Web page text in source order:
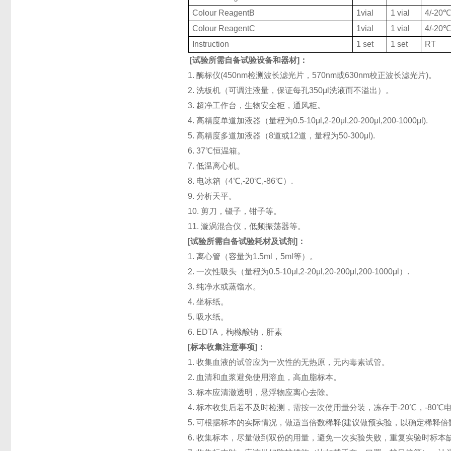
Colour ReagentB
1vial 1 vial
4/-20℃
Colour ReagentC
1vial 1 vial
4/-20℃
Instruction
1 set 1 set
RT
[试验所需自备试验设备和器材]：
1. 酶标仪(450nm检测波长滤光片，570nm或630nm校正波长滤光片)。
2. 洗板机（可调注液量，保证每孔350μl洗液而不溢出）。
3. 超净工作台，生物安全柜，通风柜。
4. 高精度单道加液器（量程为0.5-10μl,2-20μl,20-200μl,200-1000μl).
5. 高精度多道加液器（8道或12道，量程为50-300μl).
6. 37℃恒温箱。
7. 低温离心机。
8. 电冰箱（4℃,-20℃,-86℃）.
9. 分析天平。
10. 剪刀，镊子，钳子等。
11. 漩涡混合仪，低频振荡器等。
[试验所需自备试验耗材及试剂]：
1. 离心管（容量为1.5ml，5ml等）。
2. 一次性吸头（量程为0.5-10μl,2-20μl,20-200μl,200-1000μl）.
3. 纯净水或蒸馏水。
4. 坐标纸。
5. 吸水纸。
6. EDTA，枸橼酸钠，肝素
[标本收集注意事项]：
1. 收集血液的试管应为一次性的无热原，无内毒素试管。
2. 血清和血浆避免使用溶血，高血脂标本。
3. 标本应清澈透明，悬浮物应离心去除。
4. 标本收集后若不及时检测，需按一次使用量分装，冻存于-20℃，-80℃
5. 可根据标本的实际情况，做适当倍数稀释(建议做预实验，以确定稀释倍
6. 收集标本，尽量做到双份的用量，避免一次实验失败，重复实验时标本